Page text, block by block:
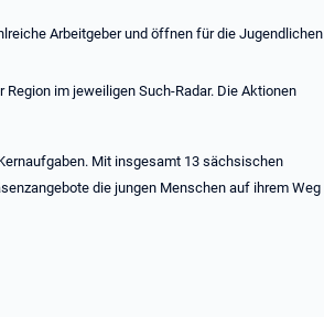
Arbeitgeber und öffnen für die Jugendlichen
im jeweiligen Such-Radar. Die Aktionen
Mit insgesamt 13 sächsischen
die jungen Menschen auf ihrem Weg